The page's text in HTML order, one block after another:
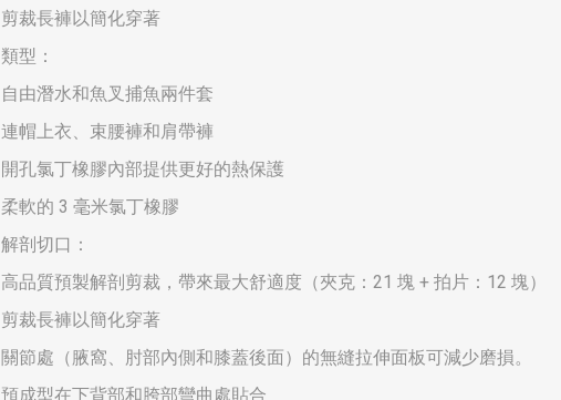
剪裁長褲以簡化穿著
類型：
自由潛水和魚叉捕魚兩件套
連帽上衣、束腰褲和肩帶褲
開孔氯丁橡膠內部提供更好的熱保護
柔軟的 3 毫米氯丁橡膠
解剖切口：
高品質預製解剖剪裁，帶來最大舒適度（夾克：21 塊 + 拍片：12 塊）
剪裁長褲以簡化穿著
關節處（腋窩、肘部內側和膝蓋後面）的無縫拉伸面板可減少磨損。
預成型在下背部和胯部彎曲處貼合